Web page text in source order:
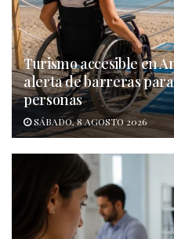
Turismo accesible en
alerta de barreras
personas
SÁBADO, 8 AGOSTO 2026